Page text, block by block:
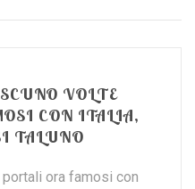
VOLTE
CON ITALIA,
TALUNO
ora famosi con